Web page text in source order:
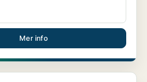
Mer info